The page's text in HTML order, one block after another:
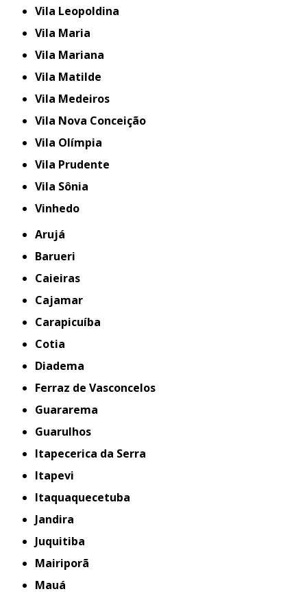
Vila Leopoldina
Vila Maria
Vila Mariana
Vila Matilde
Vila Medeiros
Vila Nova Conceição
Vila Olímpia
Vila Prudente
Vila Sônia
Vinhedo
Arujá
Barueri
Caieiras
Cajamar
Carapicuíba
Cotia
Diadema
Ferraz de Vasconcelos
Guararema
Guarulhos
Itapecerica da Serra
Itapevi
Itaquaquecetuba
Jandira
Juquitiba
Mairiporã
Mauá